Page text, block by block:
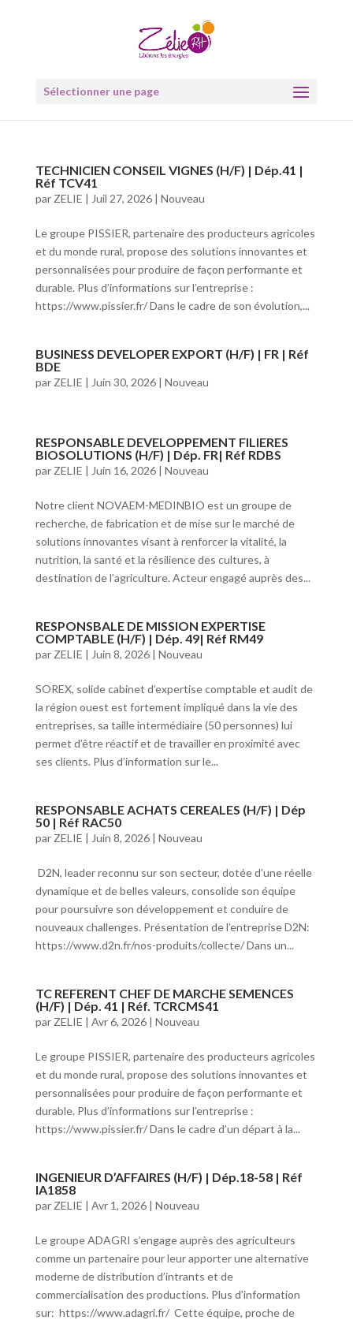
Sélectionner une page
TECHNICIEN CONSEIL VIGNES (H/F) | Dép.41 |
Réf TCV41
par ZELIE | Juil 27, 2026| Nouveau
Le groupe PISSIER, partenaire des producteurs agricoles
et du monde rural, propose des solutions innovantes et
personnalisées pour produire de façon performante et
durable. Plus d’informations sur l’entreprise :
https://www.pissier.fr/ Dans le cadre de son évolution,...
BUSINESS DEVELOPER EXPORT (H/F) | FR | Réf
BDE
par ZELIE | Juin 30, 2026| Nouveau
RESPONSABLE DEVELOPPEMENT FILIERES
BIOSOLUTIONS (H/F) | Dép. FR| Réf RDBS
par ZELIE | Juin 16, 2026| Nouveau
Notre client NOVAEM-MEDINBIO est un groupe de
recherche, de fabrication et de mise sur le marché de
solutions innovantes visant à renforcer la vitalité, la
nutrition, la santé et la résilience des cultures, à
destination de l’agriculture. Acteur engagé auprès des...
RESPONSBALE DE MISSION EXPERTISE
COMPTABLE (H/F) | Dép. 49| Réf RM49
par ZELIE | Juin 8, 2026| Nouveau
SOREX, solide cabinet d’expertise comptable et audit de
la région ouest est fortement impliqué dans la vie des
entreprises, sa taille intermédiaire (50 personnes) lui
permet d’être réactif et de travailler en proximité avec
ses clients. Plus d’information sur le...
RESPONSABLE ACHATS CEREALES (H/F) | Dép
50 | Réf RAC50
par ZELIE | Juin 8, 2026| Nouveau
D2N, leader reconnu sur son secteur, dotée d’une réelle
dynamique et de belles valeurs, consolide son équipe
pour poursuivre son développement et conduire de
nouveaux challenges. Présentation de l’entreprise D2N:
https://www.d2n.fr/nos-produits/collecte/ Dans un...
TC REFERENT CHEF DE MARCHE SEMENCES
(H/F) | Dép. 41 | Réf. TCRCMS41
par ZELIE | Avr 6, 2026| Nouveau
Le groupe PISSIER, partenaire des producteurs agricoles
et du monde rural, propose des solutions innovantes et
personnalisées pour produire de façon performante et
durable. Plus d’informations sur l’entreprise :
https://www.pissier.fr/ Dans le cadre d’un départ à la...
INGENIEUR D’AFFAIRES (H/F) | Dép.18-58 | Réf
IA1858
par ZELIE | Avr 1, 2026| Nouveau
Le groupe ADAGRI s’engage auprès des agriculteurs
comme un partenaire pour leur apporter une alternative
moderne de distribution d’intrants et de
commercialisation des productions. Plus d’information
sur: https://www.adagri.fr/ Cette équipe, proche de